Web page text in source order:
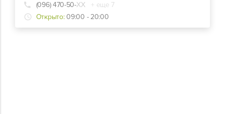
(096) 470-50-ХХ
+ еще 7
Открыто: 09:00 - 20:00